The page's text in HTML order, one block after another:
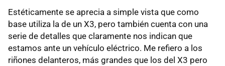
Estéticamente se aprecia a simple vista que como
base utiliza la de un X3, pero también cuenta con una
serie de detalles que claramente nos indican que
estamos ante un vehículo eléctrico. Me refiero a los
riñones delanteros, más grandes que los del X3 pero